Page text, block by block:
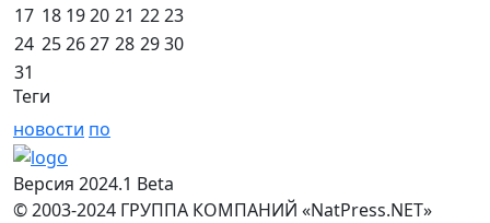
17 18 1920 21 2223
24 252627 28 2930
31
Теги
новости по
Версия 2024.1 Beta
© 2003-2024 ГРУППА КОМПАНИЙ «NatPress.NET»